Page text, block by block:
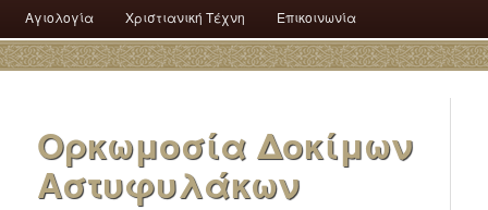
Αγιολογία Χριστιανική Τέχνη Επικοινωνία
Ορκωμοσία Δοκίμων
Αστυφυλάκων